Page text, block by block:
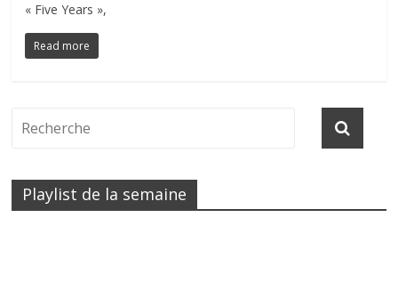
« Five Years »,
Read more
Playlist de la semaine